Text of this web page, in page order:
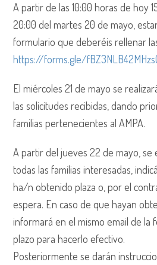
A partir de las 10:00 horas de hoy
20:00 del martes 20 de mayo,
formulario que deberéis rellenar
https://forms.gle/
El miércoles 21 de mayo se
las solicitudes recibidas, dando
familias pertenecientes al AMPA.
A partir del jueves 22 de mayo, se
todas las familias interesadas,
ha/n obtenido plaza o, por el
espera. En caso de que hayan
informará en el mismo email de la
plazo para hacerlo efectivo.
Posteriormente se darán